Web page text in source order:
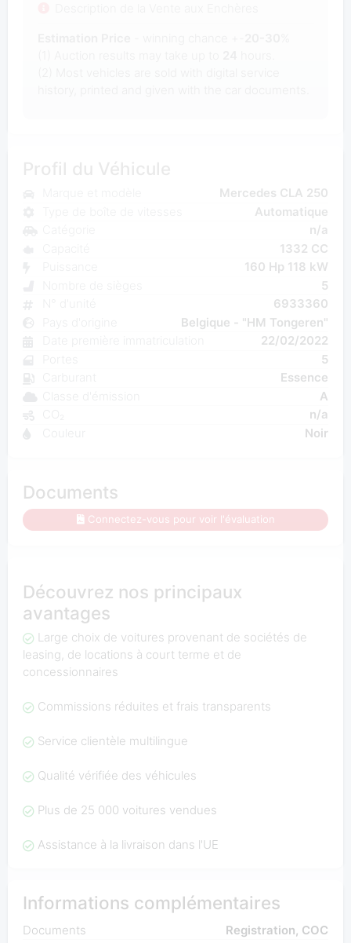
Mercedes CLA 250
Automatique
n/a
1332 CC
160 Hp 118 kW
5
6933360
Belgique - "HM Tongeren"
22/02/2022
5
Essence
A
n/a
Noir
Documents
Connectez-vous pour voir l'évaluation
Découvrez nos principaux
avantages
Large choix de voitures provenant de sociétés de
leasing, de locations à court terme et de
concessionnaires
Commissions réduites et frais transparents
Service clientèle multilingue
Qualité vérifiée des véhicules
Plus de 25 000 voitures vendues
Assistance à la livraison dans l'UE
Informations complémentaires
Documents
Registration, COC